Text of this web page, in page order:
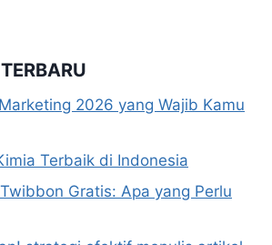
2026 yang Wajib Kamu
Terbaik di Indonesia
Gratis: Apa yang Perlu